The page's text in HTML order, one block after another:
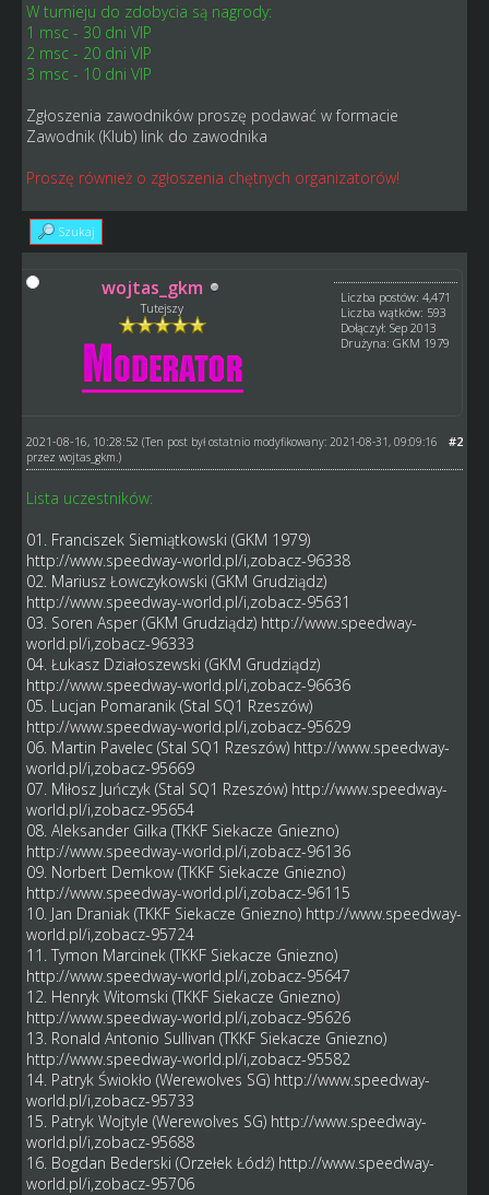
W turnieju do zdobycia są nagrody:
1 msc - 30 dni VIP
2 msc - 20 dni VIP
3 msc - 10 dni VIP
Zgłoszenia zawodników proszę podawać w formacie
Zawodnik (Klub) link do zawodnika
Proszę również o zgłoszenia chętnych organizatorów!
Szukaj
wojtas_gkm
Tutejszy
Liczba postów: 4,471
Liczba wątków: 593
Dołączył: Sep 2013
Drużyna: GKM 1979
#2
2021-08-16, 10:28:52 (Ten post był ostatnio modyfikowany: 2021-08-31, 09:09:16
przez wojtas_gkm .)
Lista uczestników:
01. Franciszek Siemiątkowski (GKM 1979)
http://www.speedway-world.pl/i,zobacz-96338
02. Mariusz Łowczykowski (GKM Grudziądz)
http://www.speedway-world.pl/i,zobacz-95631
03. Soren Asper (GKM Grudziądz) http://www.speedway-
world.pl/i,zobacz-96333
04. Łukasz Działoszewski (GKM Grudziądz)
http://www.speedway-world.pl/i,zobacz-96636
05. Lucjan Pomaranik (Stal SQ1 Rzeszów)
http://www.speedway-world.pl/i,zobacz-95629
06. Martin Pavelec (Stal SQ1 Rzeszów) http://www.speedway-
world.pl/i,zobacz-95669
07. Miłosz Juńczyk (Stal SQ1 Rzeszów) http://www.speedway-
world.pl/i,zobacz-95654
08. Aleksander Gilka (TKKF Siekacze Gniezno)
http://www.speedway-world.pl/i,zobacz-96136
09. Norbert Demkow (TKKF Siekacze Gniezno)
http://www.speedway-world.pl/i,zobacz-96115
10. Jan Draniak (TKKF Siekacze Gniezno) http://www.speedway-
world.pl/i,zobacz-95724
11. Tymon Marcinek (TKKF Siekacze Gniezno)
http://www.speedway-world.pl/i,zobacz-95647
12. Henryk Witomski (TKKF Siekacze Gniezno)
http://www.speedway-world.pl/i,zobacz-95626
13. Ronald Antonio Sullivan (TKKF Siekacze Gniezno)
http://www.speedway-world.pl/i,zobacz-95582
14. Patryk Świokło (Werewolves SG) http://www.speedway-
world.pl/i,zobacz-95733
15. Patryk Wojtyle (Werewolves SG) http://www.speedway-
world.pl/i,zobacz-95688
16. Bogdan Bederski (Orzełek Łódź) http://www.speedway-
world.pl/i,zobacz-95706